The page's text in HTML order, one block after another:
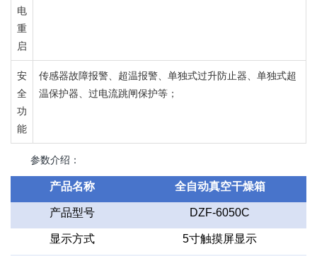
电
重
启
安
全
功
能
传感器故障报警、超温报警、单独式过升防止器、单独式超
温保护器、过电流跳闸保护等；
参数介绍：
产品名称 全自动真空干燥箱
产品型号 DZF-6050C
显示方式 5寸触摸屏显示